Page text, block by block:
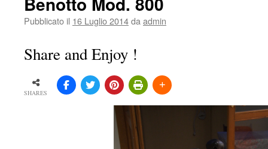
Pubblicato il 16 Luglio 2014da admin
Share and Enjoy !
SHARES